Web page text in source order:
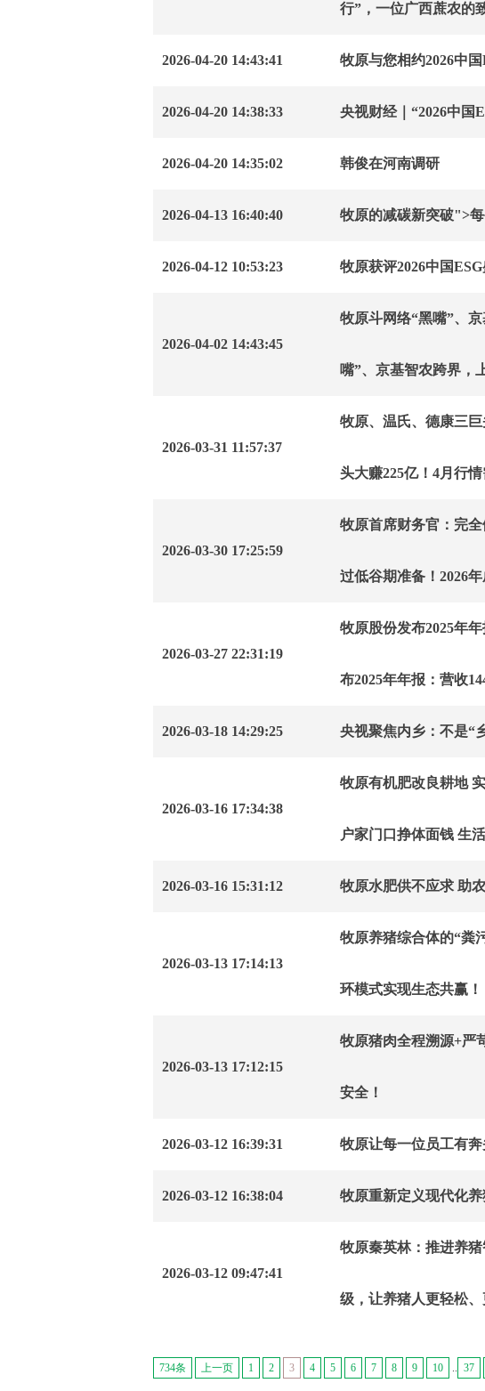
行”，一位广西蔗农的
2026-04-20 14:43:41 牧原与您相约2026中
2026-04-20 14:38:33 央视财经｜“2026中国
2026-04-20 14:35:02 韩俊在河南调研
2026-04-13 16:40:40 牧原的减碳新突破">每
2026-04-12 10:53:23 牧原获评2026中国
2026-04-02 14:43:45
牧原斗网络“黑嘴”、
嘴”、京基智农跨界，
2026-03-31 11:57:37
牧原、温氏、德康三
头大赚225亿！4月行情
2026-03-30 17:25:59
牧原首席财务官：完
过低谷期准备！2026
2026-03-27 22:31:19
牧原股份发布2025年
布2025年年报：营收
2026-03-18 14:29:25 央视聚焦内乡：不是“
2026-03-16 17:34:38
牧原有机肥改良耕地
户家门口挣体面钱 生
2026-03-16 15:31:12 牧原水肥供不应求 助
2026-03-13 17:14:13
牧原养猪综合体的“粪
环模式实现生态共赢！
2026-03-13 17:12:15
牧原猪肉全程溯源+严
安全！
2026-03-12 16:39:31 牧原让每一位员工有
2026-03-12 16:38:04 牧原重新定义现代化
2026-03-12 09:47:41
牧原秦英林：推进养
级，让养猪人更轻松
734条 上一页 1 2 3 4 5 6 7 8 9 10 .. 37